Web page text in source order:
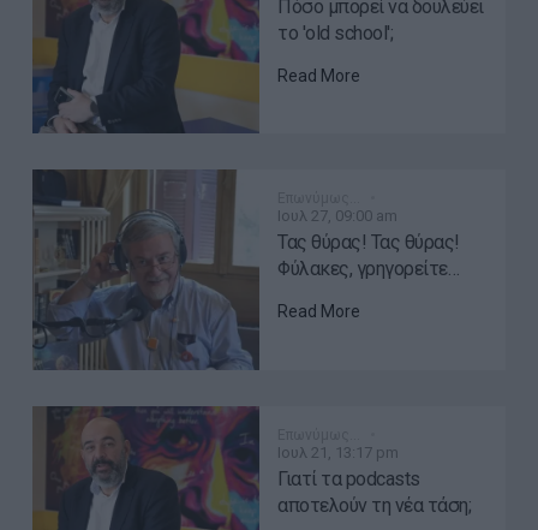
Πόσο μπορεί να δουλεύει
το 'old school';
Read More
Ιουλ 27, 09:00 am
Τας θύρας! Τας θύρας!
Φύλακες, γρηγορείτε…
Read More
Ιουλ 21, 13:17 pm
Γιατί τα podcasts
αποτελούν τη νέα τάση;